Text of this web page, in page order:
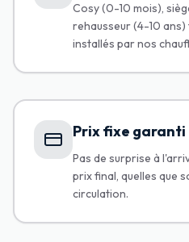
Cosy (0-10 mois),
rehausseur (4-10
installés par nos
Prix fixe garanti
Pas de surprise à
prix final, quelles que
circulation.